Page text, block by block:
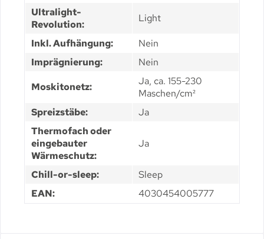
Ultralight-
Revolution:
Light
Inkl. Aufhängung:
Nein
Imprägnierung:
Nein
Moskitonetz:
Ja, ca. 155-230
Maschen/cm²
Spreizstäbe:
Ja
Thermofach oder
eingebauter
Wärmeschutz:
Ja
Chill-or-sleep:
Sleep
EAN:
4030454005777